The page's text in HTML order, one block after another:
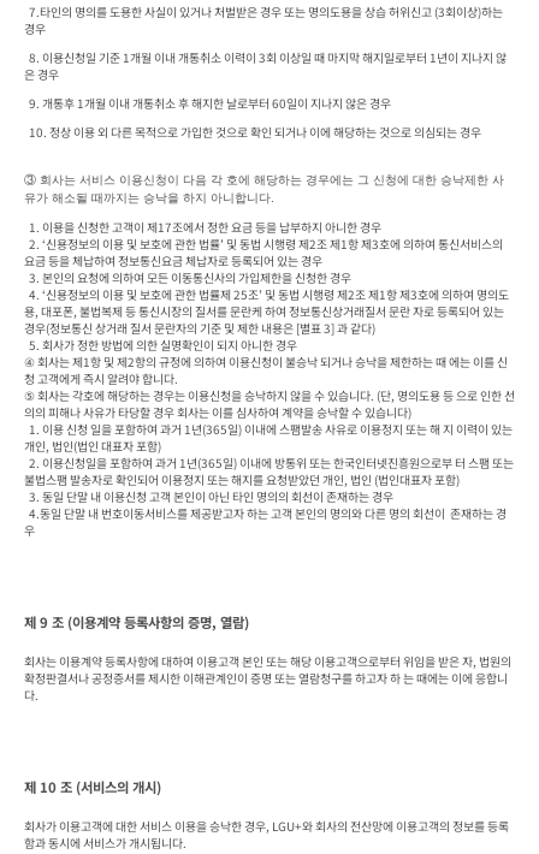
경우
은 경우
  9. 개통후 1개월 이내 개통취소 후 해지한 날로부터 60일이 지나지 않은 경우
  10. 정상 이용 외 다른 목적으로 가입한 것으로 확인 되거나 이에 해당하는 것으로 의심되는 경우
③ 회사는 서비스 이용신청이 다음 각 호에 해당하는 경우에는 그 신청에 대한 승낙제한 사
유가 해소될 때까지는 승낙을 하지 아니합니다.
요금 등을 체납하여 정보통신요금 체납자로 등록되어 있는 경우
용, 대포폰, 불법복제 등 통신시장의 질서를 문란케 하여 정보통신상거래질서 문란 자로 등록되어 있는
경우(정보통신 상거래 질서 문란자의 기준 및 제한 내용은 [별표 3] 과 같다)
④ 회사는 제1항 및 제2항의 규정에 의하여 이용신청이 불승낙 되거나 승낙을 제한하는 때 에는 이를 신
청 고객에게 즉시 알려야 합니다.
⑤ 회사는 각호에 해당하는 경우는 이용신청을 승낙하지 않을 수 있습니다. (단, 명의도용 등 으로 인한 선
의의 피해나 사유가 타당할 경우 회사는 이를 심사하여 계약을 승낙할 수 있습니다)
개인, 법인(법인 대표자 포함)
불법스팸 발송자로 확인되어 이용정지 또는 해지를 요청받았던 개인, 법인 (법인대표자 포함)
우
제 9 조 (이용계약 등록사항의 증명, 열람)
회사는 이용계약 등록사항에 대하여 이용고객 본인 또는 해당 이용고객으로부터 위임을 받은 자, 법원의
확정판결서나 공정증서를 제시한 이해관계인이 증명 또는 열람청구를 하고자 하 는 때에는 이에 응합니
다.
제 10 조 (서비스의 개시)
회사가 이용고객에 대한 서비스 이용을 승낙한 경우, LGU+와 회사의 전산망에 이용고객의 정보를 등록
함과 동시에 서비스가 개시됩니다.